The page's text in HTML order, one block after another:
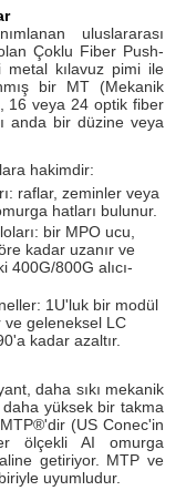
uluslararası
Çoklu Fiber Push-
kılavuz pimi ile
bir MT (Mekanik
16 veya 24 optik fiber
anda bir düzine veya
hakimdir:
raflar, zeminler veya
hatları bulunur.
bir MPO ucu,
kadar uzanır ve
800G alıcı-
1U'luk bir modül
ve geleneksel LC
kadar azaltır.
daha sıkı mekanik
yüksek bir takma
(US Conec'in
ölçekli AI omurga
getiriyor. MTP ve
uyumludur.